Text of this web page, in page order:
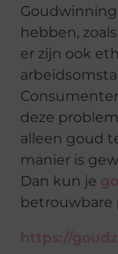
hebben,
er zijn ook
deze
alleen goud
manier is
Dan kun je
betrouwbare
https://